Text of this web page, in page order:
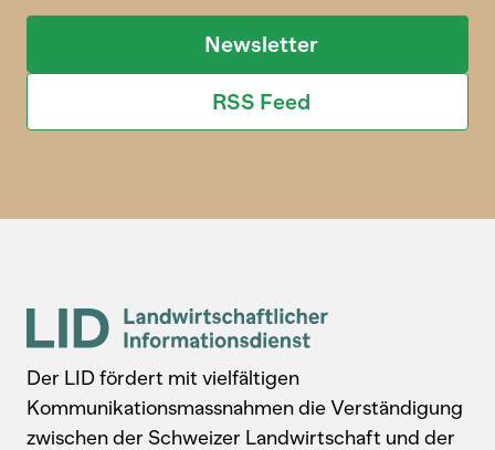
Newsletter
RSS Feed
Der LID fördert mit vielfältigen
Kommunikationsmassnahmen die Verständigung
zwischen der Schweizer Landwirtschaft und der